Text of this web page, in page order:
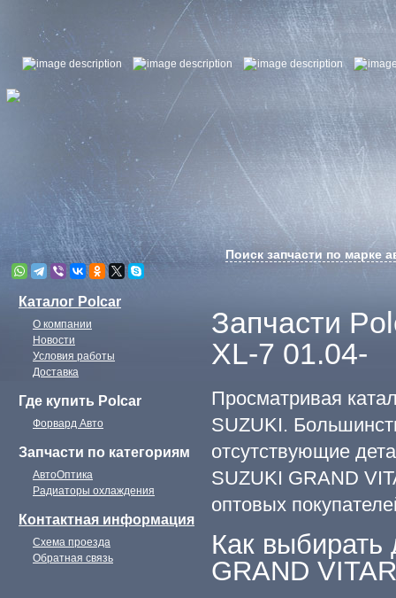
Поиск запчасти по марке
Запчасти
XL-7 01.04-
Просматривая
SUZUKI.
отсутствующие
SUZUKI GRAND
оптовых
Как выбирать
GRAND
Каталог Polcar
О компании
Новости
Условия работы
Доставка
Где купить Polcar
Форвард Авто
Запчасти по категориям
АвтоОптика
Радиаторы охлаждения
Контактная информация
Схема проезда
Обратная связь